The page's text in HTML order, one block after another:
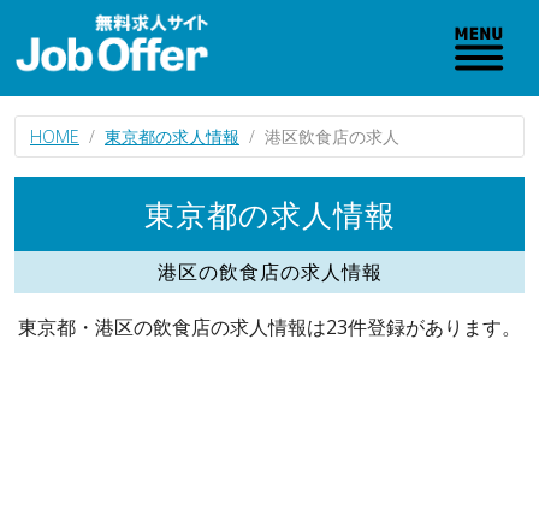
HOME 東京都の求人情報 港区飲食店の求人
東京都の求人情報
港区の飲食店の求人情報
東京都・港区の飲食店の求人情報は23件登録があります。